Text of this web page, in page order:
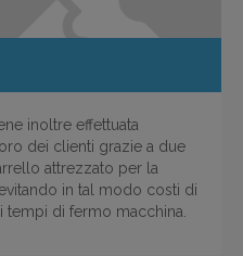
inoltre effettuata
dei clienti grazie a due
attrezzato per la
in tal modo costi di
di fermo macchina.